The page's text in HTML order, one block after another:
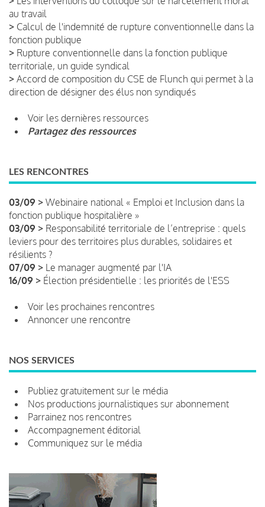
au travail
> Calcul de l'indemnité de rupture conventionnelle dans la
fonction publique
> Rupture conventionnelle dans la fonction publique
territoriale, un guide syndical
> Accord de composition du CSE de Flunch qui permet à la
direction de désigner des élus non syndiqués
Voir les dernières ressources
Partagez des ressources
LES RENCONTRES
03/09 > Webinaire national « Emploi et Inclusion dans la
fonction publique hospitalière »
03/09 > Responsabilité territoriale de l’entreprise : quels
leviers pour des territoires plus durables, solidaires et
résilients ?
07/09 > Le manager augmenté par l'IA
16/09 > Élection présidentielle : les priorités de l'ESS
Voir les prochaines rencontres
Annoncer une rencontre
NOS SERVICES
Publiez gratuitement sur le média
Nos productions journalistiques sur abonnement
Parrainez nos rencontres
Accompagnement éditorial
Communiquez sur le média